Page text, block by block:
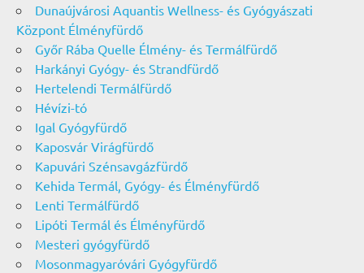
Dunaújvárosi Aquantis Wellness- és Gyógyászati
Központ Élményfürdő
Győr Rába Quelle Élmény- és Termálfürdő
Harkányi Gyógy- és Strandfürdő
Hertelendi Termálfürdő
Hévízi-tó
Igal Gyógyfürdő
Kaposvár Virágfürdő
Kapuvári Szénsavgázfürdő
Kehida Termál, Gyógy- és Élményfürdő
Lenti Termálfürdő
Lipóti Termál és Élményfürdő
Mesteri gyógyfürdő
Mosonmagyaróvári Gyógyfürdő